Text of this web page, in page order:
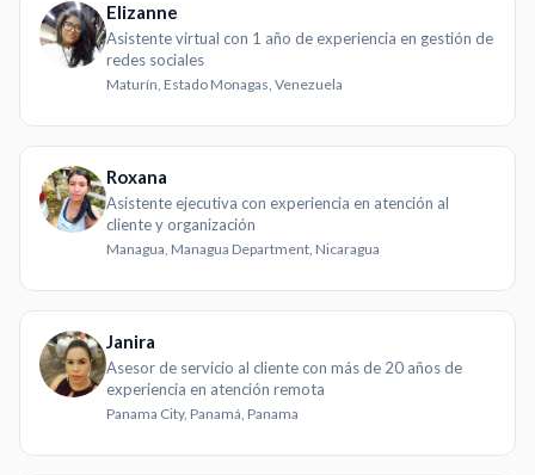
Elizanne
Asistente virtual con 1 año de experiencia en gestión de
redes sociales
Maturín, Estado Monagas, Venezuela
Roxana
Asistente ejecutiva con experiencia en atención al
cliente y organización
Managua, Managua Department, Nicaragua
Janira
Asesor de servicio al cliente con más de 20 años de
experiencia en atención remota
Panama City, Panamá, Panama